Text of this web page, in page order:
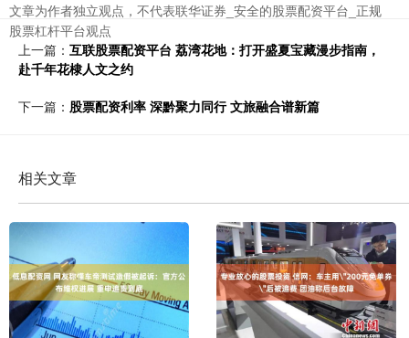
文章为作者独立观点，不代表联华证券_安全的股票配资平台_正规
股票杠杆平台观点
上一篇： 互联股票配资平台 荔湾花地：打开盛夏宝藏漫步指南，
赴千年花棣人文之约
下一篇： 股票配资利率 深黔聚力同行 文旅融合谱新篇
相关文章